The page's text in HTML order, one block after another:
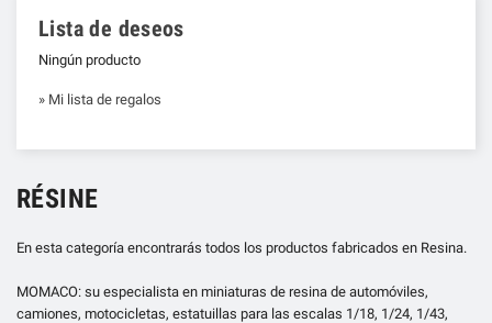
Lista de deseos
Ningún producto
» Mi lista de regalos
RÉSINE
En esta categoría encontrarás todos los productos fabricados en Resina.
MOMACO: su especialista en miniaturas de resina de automóviles,
camiones, motocicletas, estatuillas para las escalas 1/18, 1/24, 1/43,